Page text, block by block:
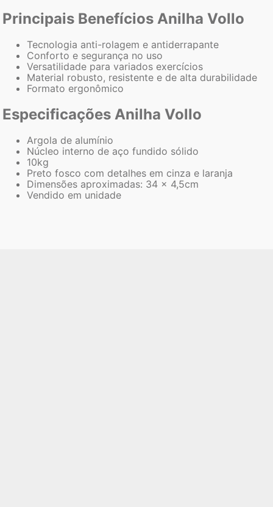
Principais Benefícios Anilha Vollo
Tecnologia anti-rolagem e antiderrapante
Conforto e segurança no uso
Versatilidade para variados exercícios
Material robusto, resistente e de alta durabilidade
Formato ergonômico
Especificações Anilha Vollo
Argola de alumínio
Núcleo interno de aço fundido sólido
10kg
Preto fosco com detalhes em cinza e laranja
Dimensões aproximadas: 34 x 4,5cm
Vendido em unidade